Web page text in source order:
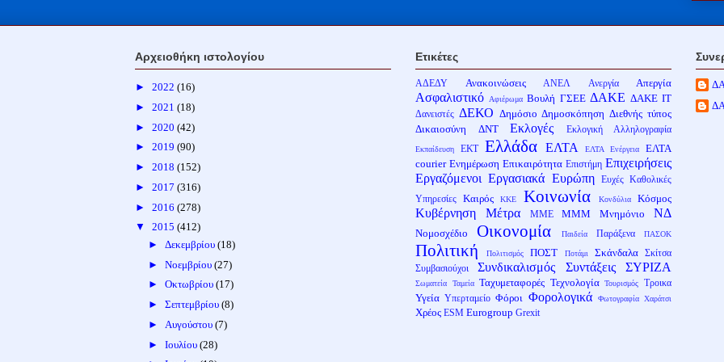
Αρχειοθήκη ιστολογίου
► 2022 (16)
► 2021 (18)
► 2020 (42)
► 2019 (90)
► 2018 (152)
► 2017 (316)
► 2016 (278)
▼ 2015 (412)
► Δεκεμβρίου (18)
► Νοεμβρίου (27)
► Οκτωβρίου (17)
► Σεπτεμβρίου (8)
► Αυγούστου (7)
► Ιουλίου (28)
Ετικέτες
ΑΔΕΔΥ Ανακοινώσεις ΑΝΕΛ Ανεργία Απεργία
Ασφαλιστικό Αφιέρωμα Βουλή ΓΣΕΕ ΔΑΚΕ ΔΑΚΕ ΙΤ
Δανειστές ΔΕΚΟ Δημόσιο Δημοσκόπηση Διεθνής τύπος
Δικαιοσύνη
ΔΝΤ Εκλογές Εκλογική Αλληλογραφία
Εκπαίδευση ΕΚΤ Ελλάδα ΕΛΤΑ ΕΛΤΑ Ενέργεια
ΕΛΤΑ
courier Ενημέρωση Επικαιρότητα Επιστήμη Επιχειρήσεις
Εργαζόμενοι Εργασιακά Ευρώπη Ευχές Καθολικές
Υπηρεσίες
Καιρός ΚΚΕ Κοινωνία Κονδύλια Κόσμος
Κυβέρνηση Μέτρα ΜΜΕ ΜΜΜ Μνημόνιο ΝΔ
Νομοσχέδιο Οικονομία Παιδεία Παράξενα ΠΑΣΟΚ
Πολιτική Πολιτισμός ΠΟΣΤ Ποτάμι Σκάνδαλα
Σκίτσα
Συμβασιούχοι
Συνδικαλισμός Συντάξεις ΣΥΡΙΖΑ
Σωματεία Ταμεία Ταχυμεταφορές Τεχνολογία Τουρισμός Τροικα
Υγεία Υπερταμείο Φόροι Φορολογικά Φωτογραφία Χαράτσι
Χρέος ESM Eurogroup Grexit